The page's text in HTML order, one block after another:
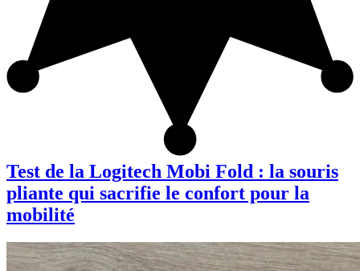
Test de la Logitech Mobi Fold : la souris
pliante qui sacrifie le confort pour la
mobilité